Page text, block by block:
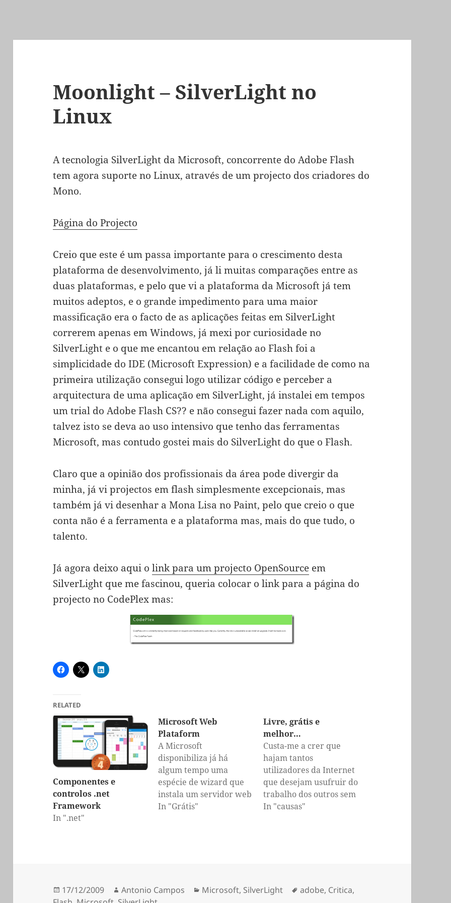
Moonlight – SilverLight no
Linux
A tecnologia SilverLight da Microsoft, concorrente do Adobe Flash
tem agora suporte no Linux, através de um projecto dos criadores do
Mono.
Página do Projecto
Creio que este é um passa importante para o crescimento desta
plataforma de desenvolvimento, já li muitas comparações entre as
duas plataformas, e pelo que vi a plataforma da Microsoft já tem
muitos adeptos, e o grande impedimento para uma maior
massificação era o facto de as aplicações feitas em SilverLight
correrem apenas em Windows, já mexi por curiosidade no
SilverLight e o que me encantou em relação ao Flash foi a
simplicidade do IDE (Microsoft Expression) e a facilidade de como na
primeira utilização consegui logo utilizar código e perceber a
arquitectura de uma aplicação em SilverLight, já instalei em tempos
um trial do Adobe Flash CS?? e não consegui fazer nada com aquilo,
talvez isto se deva ao uso intensivo que tenho das ferramentas
Microsoft, mas contudo gostei mais do SilverLight do que o Flash.
Claro que a opinião dos profissionais da área pode divergir da
minha, já vi projectos em flash simplesmente excepcionais, mas
também já vi desenhar a Mona Lisa no Paint, pelo que creio o que
conta não é a ferramenta e a plataforma mas, mais do que tudo, o
talento.
Já agora deixo aqui olink para um projecto OpenSource em
SilverLight que me fascinou, queria colocar o link para a página do
projecto no CodePlex mas:
RELATED
Componentes e
controlos .net
Framework
In ".net"
Microsoft Web
Plataform
A Microsoft
disponibiliza já há
algum tempo uma
espécie de wizard que
instala um servidor web
com vários extras, com o
.NET Framework (ok,
In "Grátis"
Livre, grátis e
melhor…
Custa-me a crer que
hajam tantos
utilizadores da Internet
que desejam usufruir do
trabalho dos outros sem
pagar! Mas o tema deste
que está na moda,…
In "causas"
Publicado
17/12/2009 Autor
Antonio Campos Categorias
Microsoft, SilverLight Etiquetas
adobe, Critica,